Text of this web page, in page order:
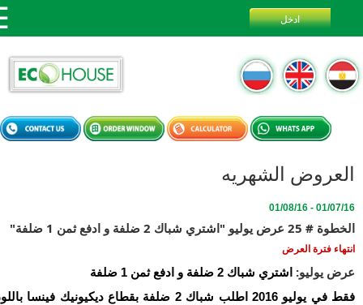
الشهريه
01/07/16 -
"اشتري شباك 2 ضلفة و ادفع ثمن 1 ضلفة"
فترة العرض
يوليو:اشتري شباك 2 ضلفة و ادفع ثمن 1 ضلفة
فقط في يوليو 2016 اطلب شباك 2 ضلفة بقطاع ديكيونيك فينسا باللون